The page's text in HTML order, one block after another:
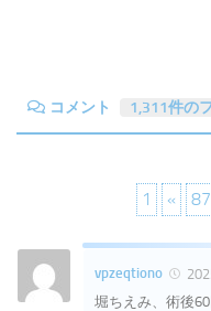
コメント 1,311件の
1 « 87
vpzeqtiono
堀ちえみ、術後